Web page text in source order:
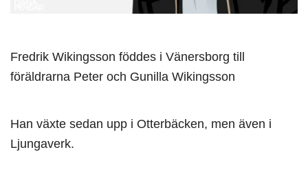
Fredrik Wikingsson föddes i Vänersborg till
föräldrarna Peter och Gunilla Wikingsson
Han växte sedan upp i Otterbäcken, men även i
Ljungaverk.